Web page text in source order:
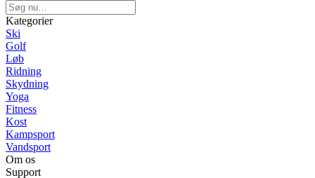
Kategorier
Ski
Golf
Løb
Ridning
Skydning
Yoga
Fitness
Kost
Kampsport
Vandsport
Om os
Support